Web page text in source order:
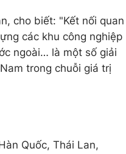
cho biết: "Kết nối quan
các khu công nghiệp
ngoài… là một số giải
trong chuỗi giá trị
Quốc, Thái Lan,